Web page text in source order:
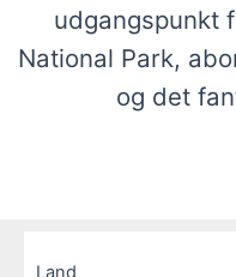
udgangspunkt
National Park,
og det
Land